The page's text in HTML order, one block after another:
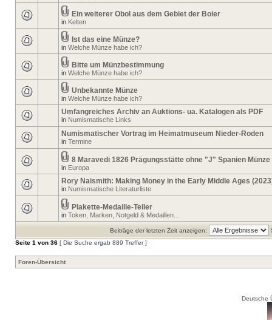
Ein weiterer Obol aus dem Gebiet der Boier
in Kelten
Ist das eine Münze?
in Welche Münze habe ich?
Bitte um Münzbestimmung
in Welche Münze habe ich?
Unbekannte Münze
in Welche Münze habe ich?
Umfangreiches Archiv an Auktions- ua. Katalogen als PDF
in Numismatische Links
Numismatischer Vortrag im Heimatmuseum Nieder-Roden
in Termine
8 Maravedi 1826 Prägungsstätte ohne "J" Spanien Münze
in Europa
Rory Naismith: Making Money in the Early Middle Ages
in Numismatische Literaturliste
Plakette-Medaille-Teller
in Token, Marken, Notgeld & Medaillen...
Beiträge der letzten Zeit anzeigen:
Seite 1 von 36 [ Die Suche ergab 889 Treffer ]
Foren-Übersicht
Deutsche